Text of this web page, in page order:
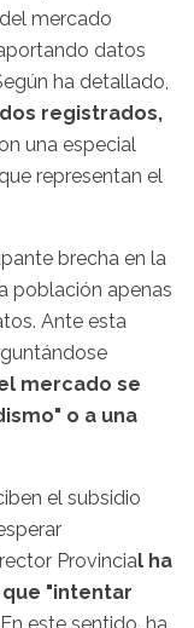
mercado
datos
ha detallado,
registrados,
una especial
representan el
brecha en la
población apenas
Ante esta
mercado se
o a una
el subsidio
Provincial ha
"intentar